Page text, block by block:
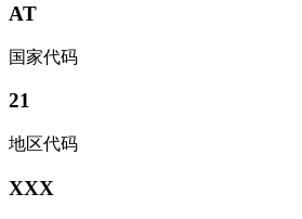
AT
国家代码
21
地区代码
XXX